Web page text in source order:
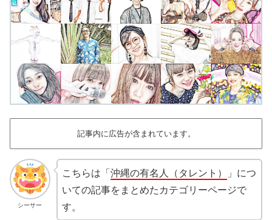
記事内に広告が含まれています。
シーサー
こちらは「沖縄の有名人（タレント）
」につ
いての記事をまとめたカテゴリーページで
す。